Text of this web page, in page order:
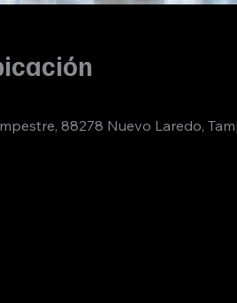
88278 Nuevo Laredo,